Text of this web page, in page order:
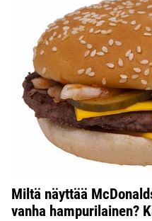
Miltä näyttää
vanha hampurilainen?